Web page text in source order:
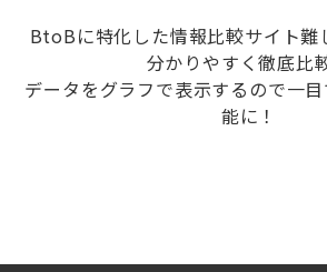
BtoBに特化した情報比較サイト難
分かりやすく徹底比
データをグラフで表示するので一
能に！